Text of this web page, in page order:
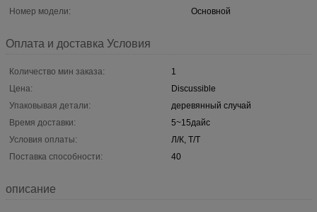
Номер модели:
Основной
Оплата и доставка Условия
Количество мин заказа:
1
Цена:
Discussible
Упаковывая детали:
деревянный случай
Время доставки:
5~15дайс
Условия оплаты:
Л/К, Т/Т
Поставка способности:
40
описание